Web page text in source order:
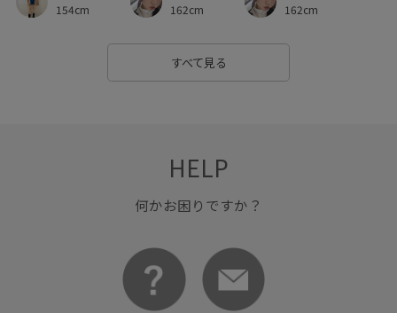
ポリエステル ミルクティー レーストップス
伸縮性 使い回し 別注
取り外し可能 取り外し可能なショルダー
154cm
162cm
162cm
すべて見る
HELP
何かお困りですか？